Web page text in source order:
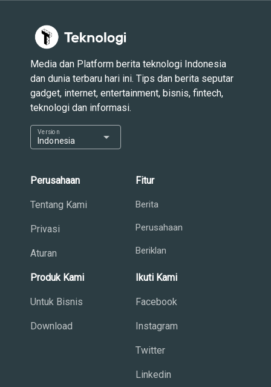
Media dan Platform berita teknologi Indonesia
dan dunia terbaru hari ini. Tips dan berita seputar
gadget, internet, entertainment, bisnis, fintech,
teknologi dan informasi.
Indonesia
Version arrow_drop_down
Perusahaan
Tentang Kami
Privasi
Aturan
Fitur
Berita
Perusahaan
Beriklan
Produk Kami
Untuk Bisnis
Download
Ikuti Kami
Facebook
Instagram
Twitter
Linkedin